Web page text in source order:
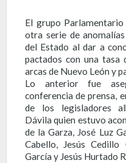
El grupo
otra serie de
del Estado al dar a
pactados con una tasa
arcas de Nuevo León y
Lo anterior fue
conferencia de prensa,
de los legisladores
Dávila quien estuvo
de la Garza, José Luz
Cabello, Jesús Cedillo
García y Jesús Hurtado